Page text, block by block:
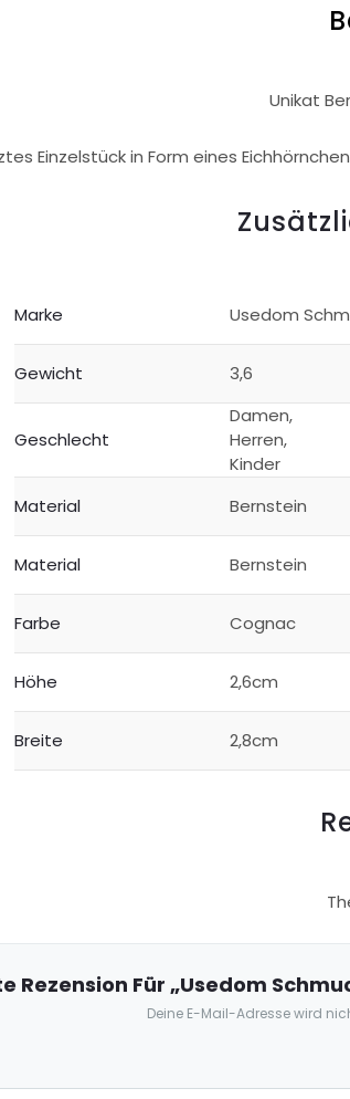
Unikat
Einzelstück in Form eines
Marke Usedom
Gewicht 3,6
Geschlecht
Damen,
Herren,
Kinder
Material
Bernstein
Material Bernstein
Farbe Cognac
Höhe 2,6cm
Breite 2,8cm
Rezension Für „Usedom
Deine E-Mail-Adresse wird